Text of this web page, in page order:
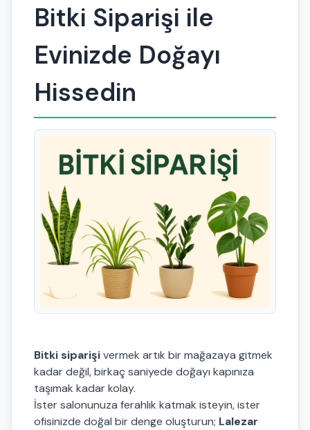
Bitki Siparişi ile
Evinizde Doğayı
Hissedin
Bitki siparişivermek artık bir mağazaya gitmek
kadar değil, birkaç saniyede doğayı kapınıza
taşımak kadar kolay.
İster salonunuza ferahlık katmak isteyin, ister
ofisinizde doğal bir denge oluşturun; Lalezar